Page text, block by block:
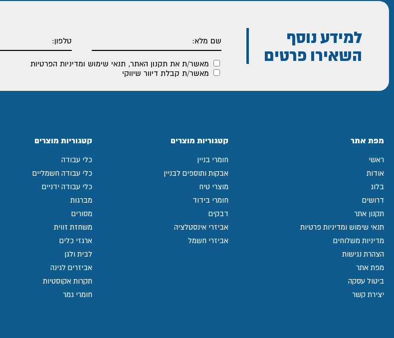
למידע נוסף
השאירו פרטים
מאשר/ת את תקנון האתר, תנאי שימוש ומדיניות הפרטיות
מאשר/ת קבלת דיוור שיווקי
מפת אתר
ראשי
אודות
בלוג
דרושים
תקנון אתר
תנאי שימוש ומדיניות פרטיות
מדיניות משלוחים
הצהרת נגישות
מפת אתר
ביטול עסקה
יצירת קשר
קטגוריות מוצרים
חומרי בניין
אבקות ותוספים לבניין
מוצרי טיח
חומרי בידוד
דבקים
אביזרי אינסטלציה
אביזרי חשמל
קטגוריות מוצרים
כלי עבודה
כלי עבודה חשמליים
כלי עבודה ידניים
מברגות
מסורים
משחזת זווית
ארגזי כלים
לבית ולגן
אביזרים לגינה
תקרות אקוסטיות
חומרי גמר